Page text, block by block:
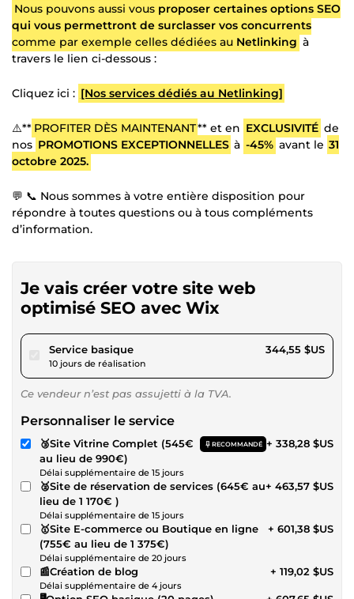
Nous pouvons aussi vous proposer certaines options SEO
qui vous permettront de surclasser vos concurrents
comme par exemple celles dédiées au Netlinking à
travers le lien ci-dessous :
Cliquez ici : [Nos services dédiés au Netlinking]
⚠️** PROFITER DÈS MAINTENANT** et en EXCLUSIVITÉ de
nos PROMOTIONS EXCEPTIONNELLES à -45% avant le 31
octobre 2025.
💬 📞 Nous sommes à votre entière disposition pour
répondre à toutes questions ou à tous compléments
d’information.
Je vais créer votre site web
optimisé SEO avec Wix
Service basiquepour 317,55 $US
10 jours de réalisation
344,55 $US
Ce vendeur n’est pas assujetti à la TVA.
Personnaliser le service
🥉Site Vitrine Complet (545€
au lieu de 990€)
RECOMMANDÉ
Délai supplémentaire de 15 jours
+ 338,28 $US
🥈Site de réservation de services (645€ au
lieu de 1 170€ )
Délai supplémentaire de 15 jours
+ 463,57 $US
🥇Site E-commerce ou Boutique en ligne
(755€ au lieu de 1 375€)
Délai supplémentaire de 20 jours
+ 601,38 $US
📰Création de blog
Délai supplémentaire de 4 jours
+ 119,02 $US